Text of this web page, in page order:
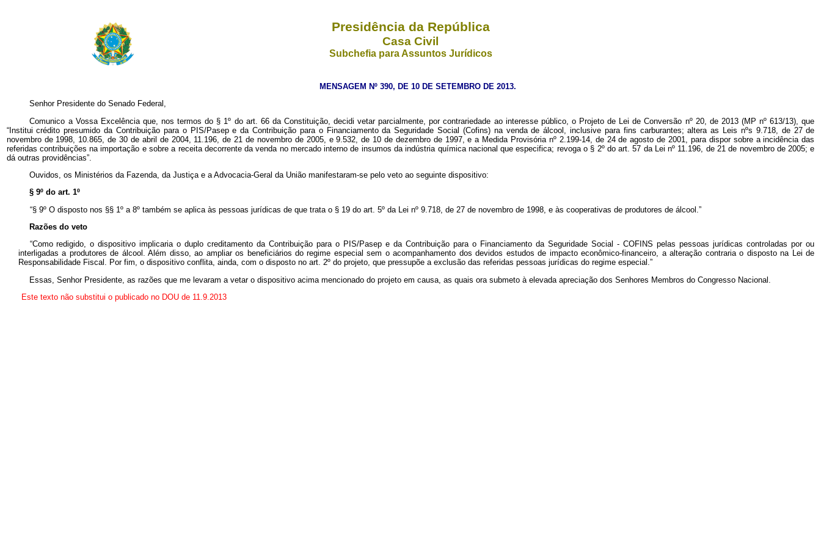
Presidência da República
Casa Civil
Subchefia para Assuntos Jurídicos
MENSAGEM Nº 390, DE 10 DE SETEMBRO DE 2013.
Senhor Presidente do Senado Federal,
Comunico a Vossa Excelência que, nos termos do § 1º do art. 66 da Constituição, decidi vetar parcialmente, por contrariedade ao interesse público, o Projeto de Lei de Conversão nº 20, de 2013 (MP nº 613/13), que
“Institui crédito presumido da Contribuição para o PIS/Pasep e da Contribuição para o Financiamento da Seguridade Social (Cofins) na venda de álcool, inclusive para fins carburantes; altera as Leis nºs 9.718, de 27 de
novembro de 1998, 10.865, de 30 de abril de 2004, 11.196, de 21 de novembro de 2005, e 9.532, de 10 de dezembro de 1997, e a Medida Provisória nº 2.199-14, de 24 de agosto de 2001, para dispor sobre a incidência das
referidas contribuições na importação e sobre a receita decorrente da venda no mercado interno de insumos da indústria química nacional que especifica; revoga o § 2º do art. 57 da Lei nº 11.196, de 21 de novembro de 2005; e
dá outras providências”.
Ouvidos, os Ministérios da Fazenda, da Justiça e a Advocacia-Geral da União manifestaram-se pelo veto ao seguinte dispositivo:
§ 9º do art. 1º
“§ 9º O disposto nos §§ 1º a 8º também se aplica às pessoas jurídicas de que trata o § 19 do art. 5º da Lei nº 9.718, de 27 de novembro de 1998, e às cooperativas de produtores de álcool.”
Razões do veto
“Como redigido, o dispositivo implicaria o duplo creditamento da Contribuição para o PIS/Pasep e da Contribuição para o Financiamento da Seguridade Social - COFINS pelas pessoas jurídicas controladas por ou
interligadas a produtores de álcool. Além disso, ao ampliar os beneficiários do regime especial sem o acompanhamento dos devidos estudos de impacto econômico-financeiro, a alteração contraria o disposto na Lei de
Responsabilidade Fiscal. Por fim, o dispositivo conflita, ainda, com o disposto no art. 2º do projeto, que pressupõe a exclusão das referidas pessoas jurídicas do regime especial.”
Essas, Senhor Presidente, as razões que me levaram a vetar o dispositivo acima mencionado do projeto em causa, as quais ora submeto à elevada apreciação dos Senhores Membros do Congresso Nacional.
Este texto não substitui o publicado no DOU de 11.9.2013